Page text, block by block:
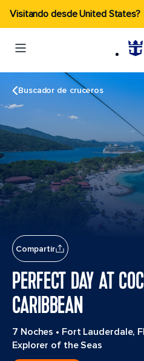
Visitando desde United States?
Buscador de cruceros
Compartir
PERFECT DAY AT
CARIBBEAN
7 Noches • Fort Lauderdale,
Explorer of the Seas